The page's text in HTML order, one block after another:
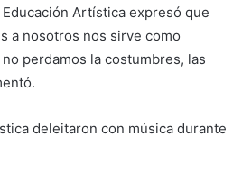
Artística expresó que
a nosotros nos sirve como
perdamos la costumbres, las
deleitaron con música durante